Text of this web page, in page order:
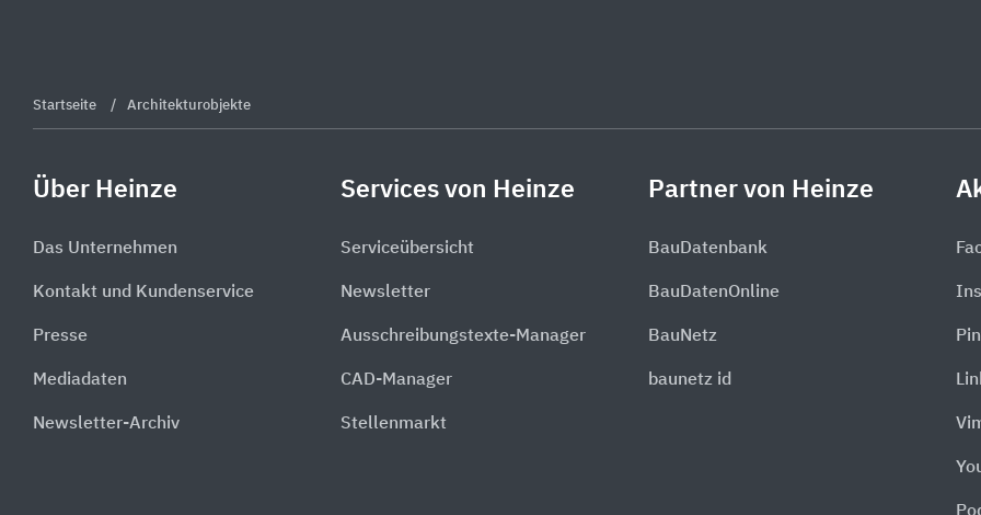
Startseite Architekturobjekte
Über Heinze
Das Unternehmen
Kontakt und Kundenservice
Presse
Mediadaten
Newsletter-Archiv
Services von Heinze
Serviceübersicht
Newsletter
Ausschreibungstexte-Manager
CAD-Manager
Stellenmarkt
Partner von Heinze
BauDatenbank
BauDatenOnline
BauNetz
baunetz id